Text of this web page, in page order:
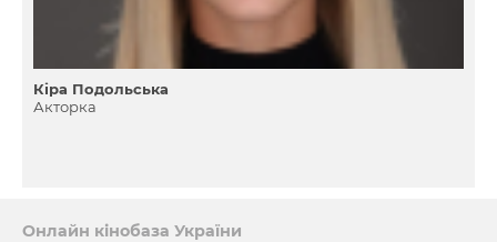
Кіра Подольська
Акторка
Онлайн кінобаза України